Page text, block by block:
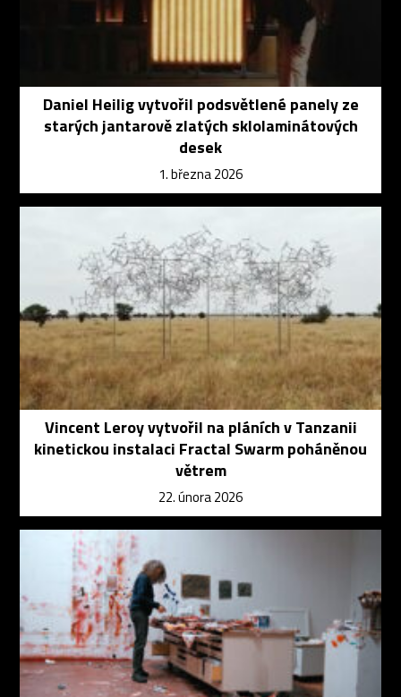
Daniel Heilig vytvořil podsvětlené panely ze
starých jantarově zlatých sklolaminátových
desek
1. března 2026
Vincent Leroy vytvořil na pláních v Tanzanii
kinetickou instalaci Fractal Swarm poháněnou
větrem
22. února 2026